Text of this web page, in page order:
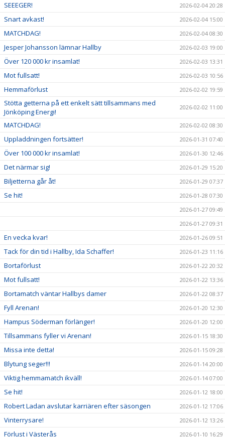
SEEEGER! 2026-02-04 20:28
Snart avkast! 2026-02-04 15:00
MATCHDAG! 2026-02-04 08:30
Jesper Johansson lämnar Hallby 2026-02-03 19:00
Över 120 000 kr insamlat! 2026-02-03 13:31
Mot fullsatt! 2026-02-03 10:56
Hemmaförlust 2026-02-02 19:59
Stötta getterna på ett enkelt sätt tillsammans med
Jönköping Energi!
2026-02-02 11:00
MATCHDAG! 2026-02-02 08:30
Uppladdningen fortsätter! 2026-01-31 07:40
Över 100 000 kr insamlat! 2026-01-30 12:46
Det närmar sig! 2026-01-29 15:20
Biljetterna går åt! 2026-01-29 07:37
Se hit!
2026-01-28 07:30
2026-01-27 09:49
2026-01-27 09:31
En vecka kvar! 2026-01-26 09:51
Tack för din tid i Hallby, Ida Schaffer! 2026-01-23 11:16
Bortaförlust 2026-01-22 20:32
Mot fullsatt! 2026-01-22 13:36
Bortamatch väntar Hallbys damer 2026-01-22 08:37
Fyll Arenan! 2026-01-20 12:30
Hampus Söderman förlänger! 2026-01-20 12:00
Tillsammans fyller vi Arenan! 2026-01-15 18:30
Missa inte detta! 2026-01-15 09:28
Blytung seger!!! 2026-01-14 20:00
Viktig hemmamatch ikväll! 2026-01-14 07:00
Se hit! 2026-01-12 18:00
Robert Ladan avslutar karriären efter säsongen 2026-01-12 17:06
Vinterrysare! 2026-01-12 13:26
Förlust i Västerås 2026-01-10 16:29